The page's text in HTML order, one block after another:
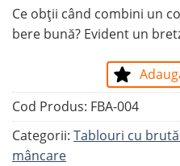
Ce obții când combini un
bere bună? Evident un
Cod Produs: FBA-004
Categorii: Tablouri cu
mâncare